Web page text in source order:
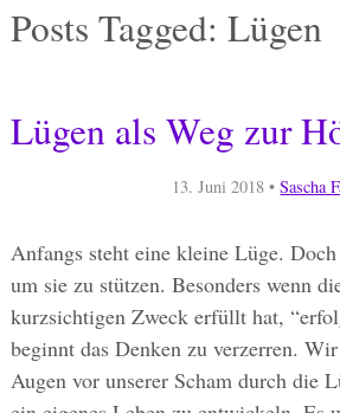
Posts Tagged: Lügen
Lügen als Weg zur
13. Juni 2018 •Sascha
Anfangs steht eine kleine Lüge.
um sie zu stützen. Besonders wenn
kurzsichtigen Zweck erfüllt hat,
beginnt das Denken zu verzerren.
Augen vor unserer Scham durch die